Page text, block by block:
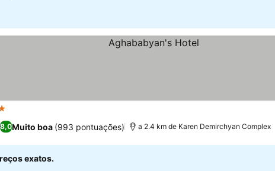
8,0Muito boa (993 pontuações) a 2.4 km de Karen Demirchyan Complex
exatos.